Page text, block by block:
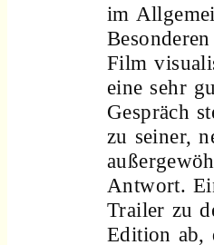
im
Film
eine sehr
Gespräch
zu seiner,
Antwort.
Trailer zu
Edition ab,